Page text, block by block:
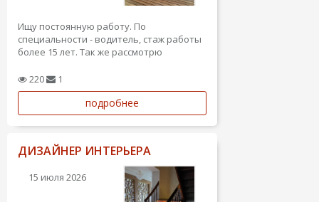
Ищу постоянную работу. По
специальности - водитель, стаж работы
более 15 лет. Так же рассмотрю
садовник и пр. Пунктуальный,
ответственной, способен к
многозадачности.
220 1
подробнее
ДИЗАЙНЕР ИНТЕРЬЕРА
15 июля 2026